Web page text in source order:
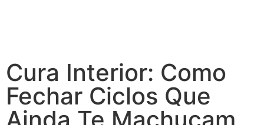
Cura Interior: Como
Fechar Ciclos Que